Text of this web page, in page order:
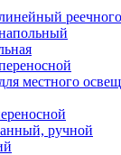
местного
ручной